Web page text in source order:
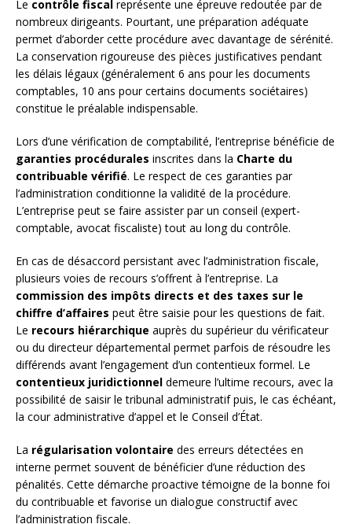
Le contrôle fiscal représente une épreuve redoutée par de
nombreux dirigeants. Pourtant, une préparation adéquate
permet d’aborder cette procédure avec davantage de sérénité.
La conservation rigoureuse des pièces justificatives pendant
les délais légaux (généralement 6 ans pour les documents
comptables, 10 ans pour certains documents sociétaires)
constitue le préalable indispensable.
Lors d’une vérification de comptabilité, l’entreprise bénéficie de
garanties procédurales inscrites dans la Charte du
contribuable vérifié. Le respect de ces garanties par
l’administration conditionne la validité de la procédure.
L’entreprise peut se faire assister par un conseil (expert-
comptable, avocat fiscaliste) tout au long du contrôle.
En cas de désaccord persistant avec l’administration fiscale,
plusieurs voies de recours s’offrent à l’entreprise. La
commission des impôts directs et des taxes sur le
chiffre d’affaires peut être saisie pour les questions de fait.
Le recours hiérarchique auprès du supérieur du vérificateur
ou du directeur départemental permet parfois de résoudre les
différends avant l’engagement d’un contentieux formel. Le
contentieux juridictionnel demeure l’ultime recours, avec la
possibilité de saisir le tribunal administratif puis, le cas échéant,
la cour administrative d’appel et le Conseil d’État.
La régularisation volontaire des erreurs détectées en
interne permet souvent de bénéficier d’une réduction des
pénalités. Cette démarche proactive témoigne de la bonne foi
du contribuable et favorise un dialogue constructif avec
l’administration fiscale.